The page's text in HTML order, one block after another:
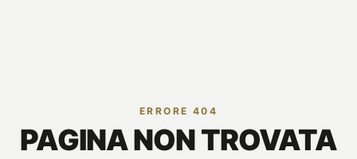
ERRORE 404
PAGINA NON TROVATA